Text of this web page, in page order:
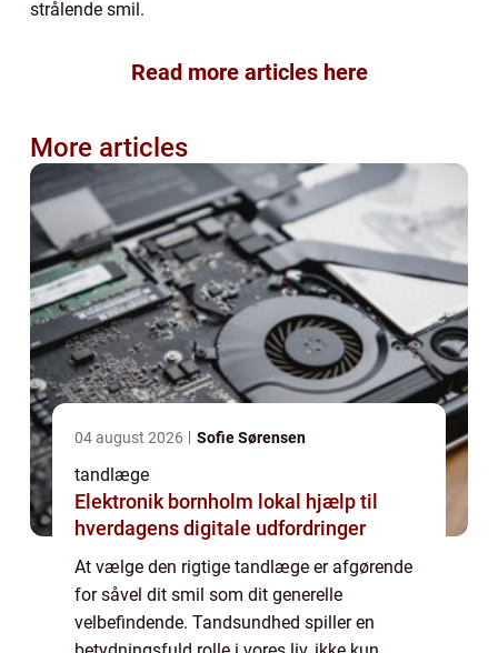
strålende smil.
Read more articles here
More articles
04 august 2026 Sofie Sørensen
tandlæge
Elektronik bornholm lokal hjælp til
hverdagens digitale udfordringer
At vælge den rigtige tandlæge er afgørende
for såvel dit smil som dit generelle
velbefindende. Tandsundhed spiller en